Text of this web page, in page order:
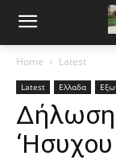
Home Latest
Latest Ελλαδα
‘Ησυχου